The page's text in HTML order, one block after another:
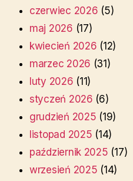
czerwiec 2026 (5)
maj 2026 (17)
kwiecień 2026 (12)
marzec 2026 (31)
luty 2026 (11)
styczeń 2026 (6)
grudzień 2025 (19)
listopad 2025 (14)
październik 2025 (17)
wrzesień 2025 (14)